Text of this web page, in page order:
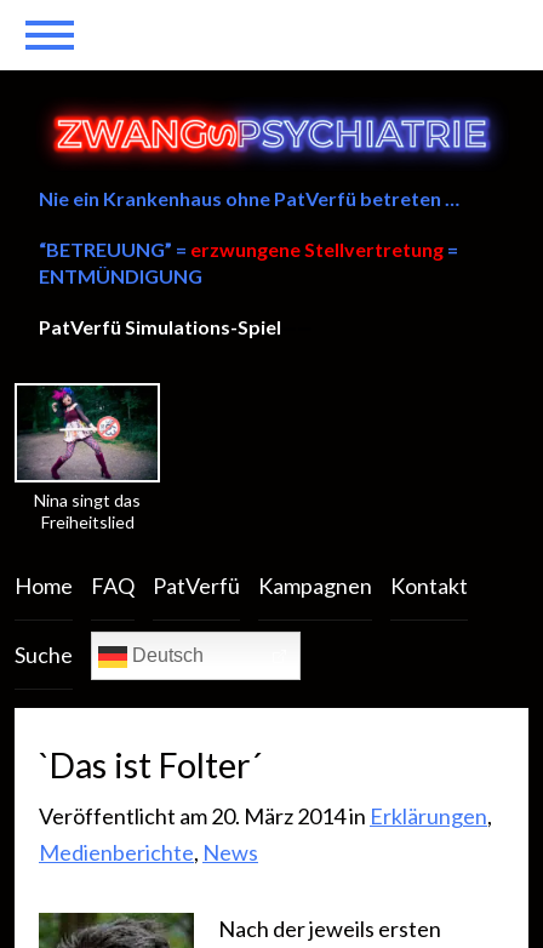
Nina singt das
Freiheitslied
Nie ein Krankenhaus ohne PatVerfü betreten …
“BETREUUNG” = erzwungene Stellvertretung =
ENTMÜNDIGUNG
PatVerfü Simulations-Spiel
Home FAQ PatVerfü Kampagnen Kontakt
Suche Deutsch
`Das ist Folter´
Veröffentlicht am 20. März 2014 in Erklärungen,
Medienberichte, News
Nach der jeweils ersten